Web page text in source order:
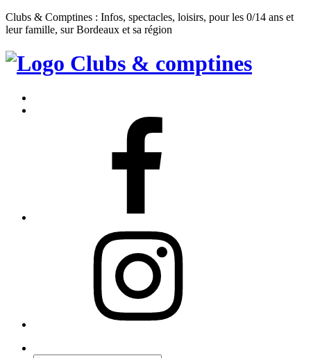
Clubs & Comptines : Infos, spectacles, loisirs, pour les 0/14 ans et
leur famille, sur Bordeaux et sa région
Clubs
Comptines